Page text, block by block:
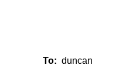
To: duncan